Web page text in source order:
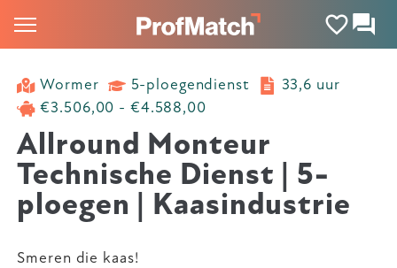
Wormer 5-ploegendienst
33,6 uur
€3.506,00 - €4.588,00
Allround Monteur
Technische Dienst | 5-
ploegen | Kaasindustrie
Smeren die kaas!